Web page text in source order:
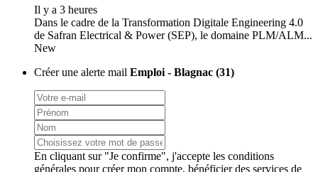
Il y a 3 heures
Dans le cadre de la Transformation Digitale Engineering 4.0
de Safran Electrical & Power (SEP), le domaine PLM/ALM...
New
Créer une alerte mail Emploi - Blagnac (31)
En cliquant sur "Je confirme", j'accepte les conditions
générales pour créer mon compte, bénéficier des services de